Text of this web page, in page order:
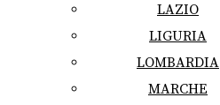
LAZIO
LIGURIA
LOMBARDIA
MARCHE